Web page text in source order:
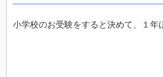
小学校のお受験をすると決めて、１年